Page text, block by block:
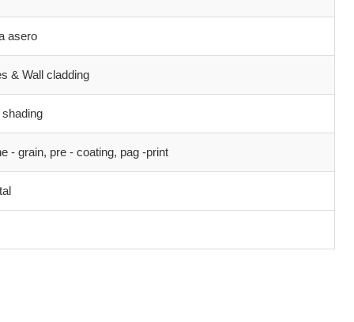
asero
& Wall cladding
- grain, pre - coating, pag -print